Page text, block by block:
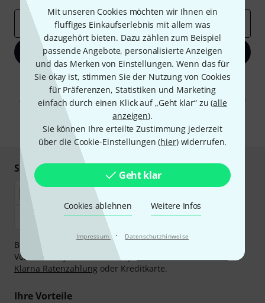
Mit unseren Cookies möchten wir Ihnen ein
fluffiges Einkaufserlebnis mit allem was
dazugehört bieten. Dazu zählen zum Beispiel
passende Angebote, personalisierte Anzeigen
und das Merken von Einstellungen. Wenn das für
Sie okay ist, stimmen Sie der Nutzung von Cookies
für Präferenzen, Statistiken und Marketing
einfach durch einen Klick auf „Geht klar“ zu (alle
anzeigen).
Sie können Ihre erteilte Zustimmung jederzeit
über die Cookie-Einstellungen (hier) widerrufen.
Geht klar
Cookies ablehnen Weitere Infos
Impressum · Datenschutzhinweise
E-Mail-Adresse*
Jetzt anmelden
Mit Klick auf „Jetzt anmelden“ stimmen Sie dem Erhalt von E-Mail-
Werbung und einer Messung des E-Mail-Nutzungsverhaltens zu. Die
Abmeldung ist jederzeit möglich. Weitere Informationen finden Sie in
unserenDatenschutzhinweisen.
* Pflichtfeld
Sicher einkaufen & bezahlen
Bezahlen Sie vertraulich und sicher per Nachnahme,
Vorkasse, PayPal, Amazon Pay,
Klarna Ratenzahlung oder Kreditkarte.
Ihre Vorteile